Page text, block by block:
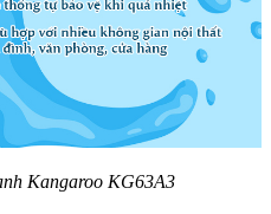
Kangaroo KG63A3